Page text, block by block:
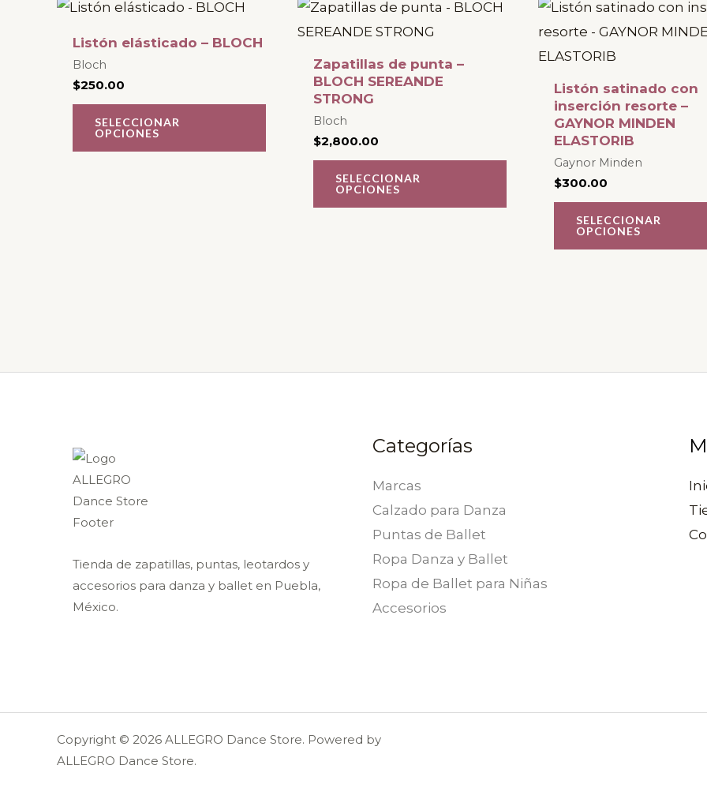
Listón elásticado – BLOCH
Bloch
$250.00
SELECCIONAR
OPCIONES
producto
múltiples
variantes.
opciones
Zapatillas de punta –
BLOCH SEREANDE
STRONG
Bloch
$2,800.00
SELECCIONAR
OPCIONES
producto
tiene
múltiples
variantes.
pueden
Listón satinado con
inserción resorte –
GAYNOR MINDEN
ELASTORIB
Gaynor Minden
$300.00
SELECCIONAR
OPCIONES
Tienda de zapatillas, puntas, leotardos y
accesorios para danza y ballet en Puebla,
México.
Categorías
Marcas
Calzado para Danza
Puntas de Ballet
Ropa Danza y Ballet
Ropa de Ballet para Niñas
Accesorios
Copyright © 2026 ALLEGRO Dance Store. Powered by
ALLEGRO Dance Store.